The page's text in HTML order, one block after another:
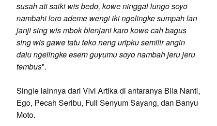
susah ati saiki wis bedo, kowe ninggal lungo soyo
nambahi loro ademe wengi iki ngelingke sumpah lan
janji sing wis mbok blenjani karo kowe cah bagus
sing wis gawe tatu teko neng uripku semilir angin
dalu ngelingke esem guyumu soyo nambah jeru jeru
tembus".
Single lainnya dari Vivi Artika di antaranya Bila Nanti,
Ego, Pecah Seribu, Full Senyum Sayang, dan Banyu
Moto.